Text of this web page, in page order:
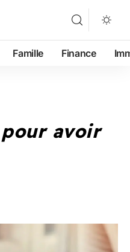
Famille Finance
avoir